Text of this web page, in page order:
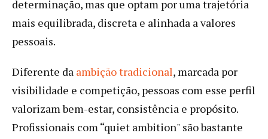
determinação, mas que optam por uma trajetória
mais equilibrada, discreta e alinhada a valores
pessoais.
Diferente da ambição tradicional, marcada por
visibilidade e competição, pessoas com esse perfil
valorizam bem-estar, consistência e propósito.
Profissionais com “quiet ambition" são bastante